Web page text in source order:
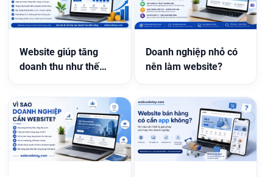
Website giúp tăng
doanh thu như thế
Doanh nghiệp nhỏ có
nên làm website?